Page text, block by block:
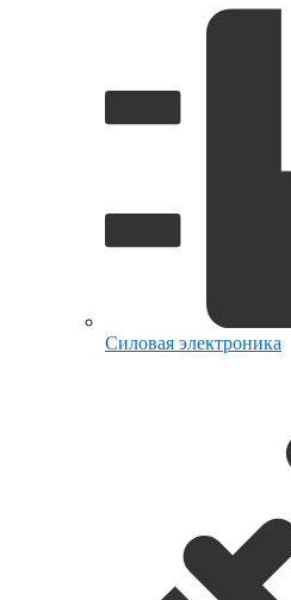
Силовая электроника